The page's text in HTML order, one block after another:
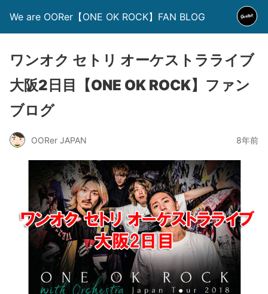
We are OORer【ONE OK ROCK】FAN BLOG
ワンオク セトリ オーケストラライブ
大阪2日目【ONE OK ROCK】ファン
ブログ
OORer JAPAN 8年前